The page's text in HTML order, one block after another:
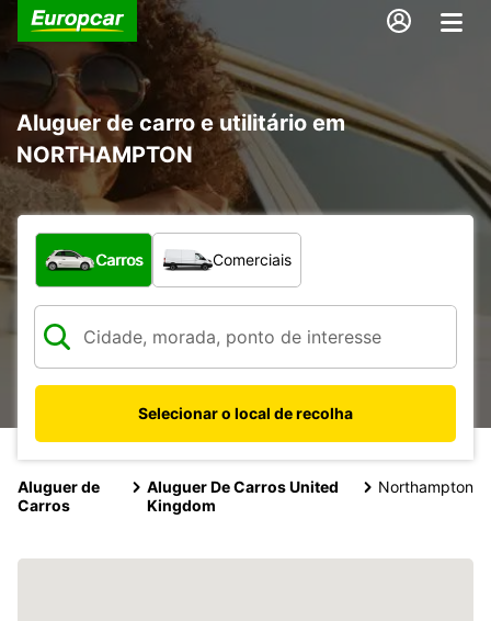
Aluguer de carro e utilitário em
NORTHAMPTON
Que tipo de veículo pretende?
Carros Comerciais
Selecionar o local de recolha
Aluguer de
Carros
Aluguer De Carros United
Kingdom
Northampton